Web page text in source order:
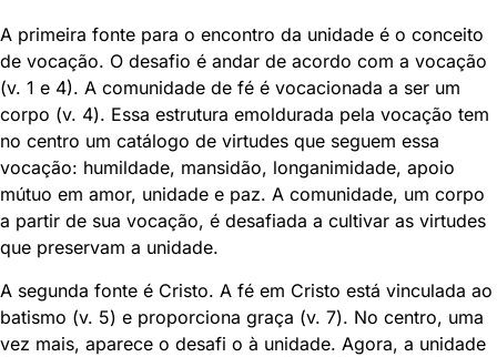
A primeira fonte para o encontro da unidade é o conceito
de vocação. O desafio é andar de acordo com a vocação
(v. 1 e 4). A comunidade de fé é vocacionada a ser um
corpo (v. 4). Essa estrutura emoldurada pela vocação tem
no centro um catálogo de virtudes que seguem essa
vocação: humildade, mansidão, longanimidade, apoio
mútuo em amor, unidade e paz. A comunidade, um corpo
a partir de sua vocação, é desafiada a cultivar as virtudes
que preservam a unidade.
A segunda fonte é Cristo. A fé em Cristo está vinculada ao
batismo (v. 5) e proporciona graça (v. 7). No centro, uma
vez mais, aparece o desafi o à unidade. Agora, a unidade